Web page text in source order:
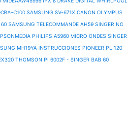
C100 SAMSUNG SV-671X CANON OLYMPUS
60 SAMSUNG TELECOMMANDE AH59 SINGER NO
PHILIPS A5960 MICRO ONDES SINGER
MH19YA INSTRUCCIONES PIONEER PL 120
THOMSON PI 6002F - SINGER BAB 60